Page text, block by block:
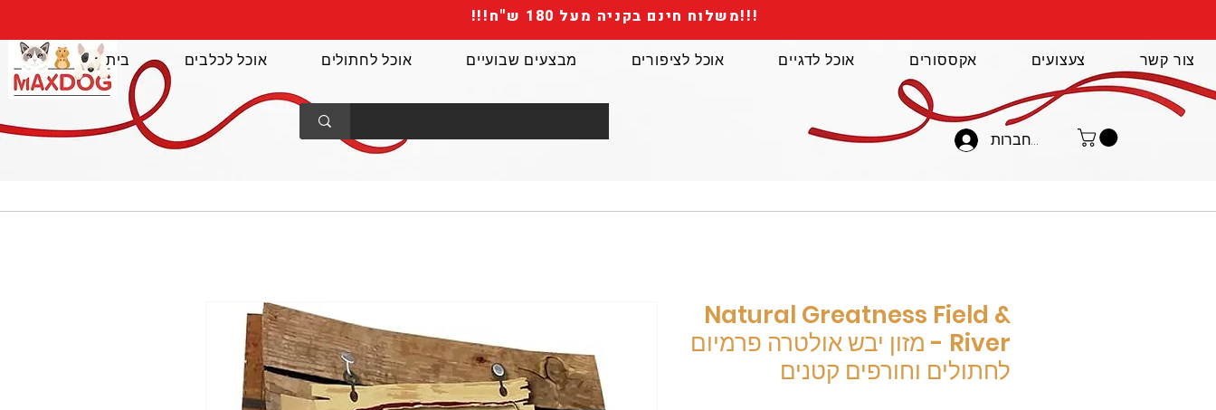
!!!משלוח חינם בקניה מעל 180 ש"ח!!!
להתחברות
בית אוכל לכלבים אוכל לחתולים מבצעים שבועיים אוכל לציפורים אוכל לדגיים אקססורים צעצועים צור קשר
Natural Greatness Field &
River - מזון יבש אולטרה פרמיום
לחתולים וחורפים קטנים